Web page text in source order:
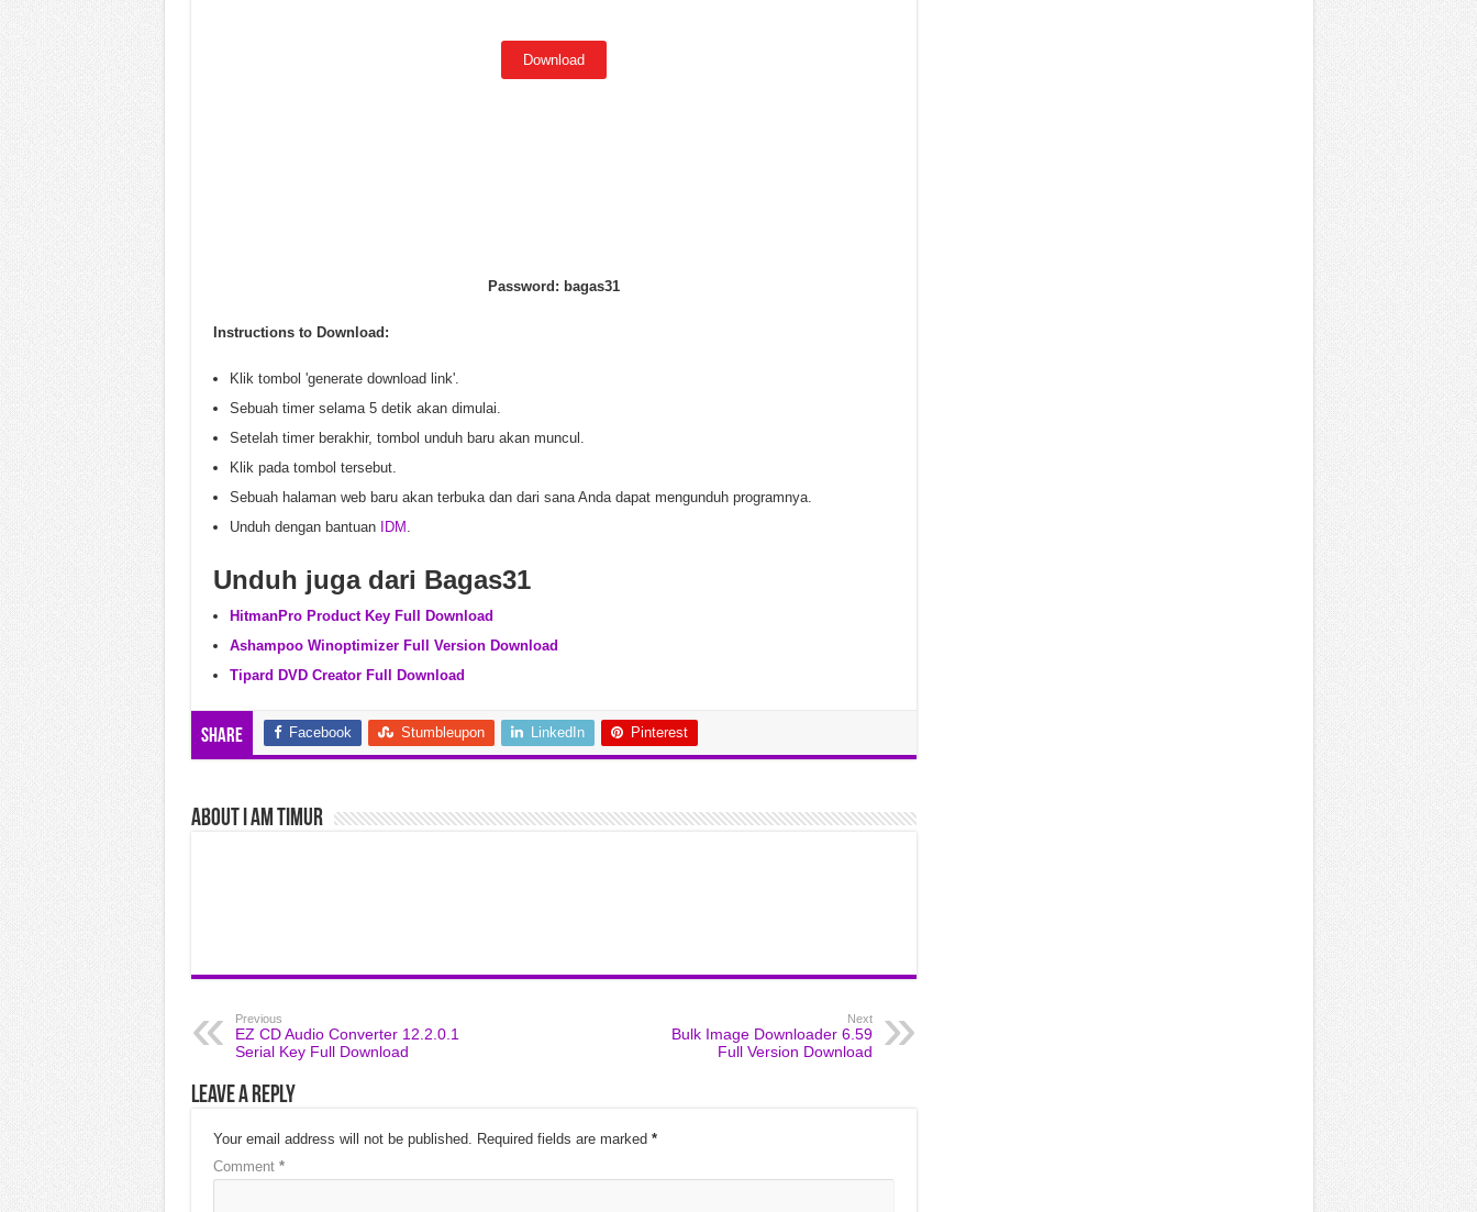
Download
Password: bagas31
Instructions to Download:
Klik tombol 'generate download link'.
Sebuah timer selama 5 detik akan dimulai.
Setelah timer berakhir, tombol unduh baru akan muncul.
Klik pada tombol tersebut.
Sebuah halaman web baru akan terbuka dan dari sana Anda dapat mengunduh programnya.
Unduh dengan bantuan
IDM .
Unduh juga dari Bagas31
HitmanPro Product Key Full Download
Ashampoo Winoptimizer Full Version Download
Tipard DVD Creator Full Download
Share Facebook Stumbleupon LinkedIn Pinterest
About I am Timur
Previous
EZ CD Audio Converter 12.2.0.1
Serial Key Full Download
Next
Bulk Image Downloader 6.59
Full Version Download
Leave a Reply
Your email address will not be published. Required fields are marked *
Comment *